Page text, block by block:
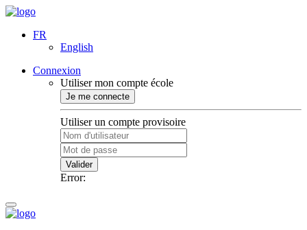
FR
English
Connexion
Utiliser mon compte école
Je me connecte
Utiliser un compte provisoire
Valider
Error: